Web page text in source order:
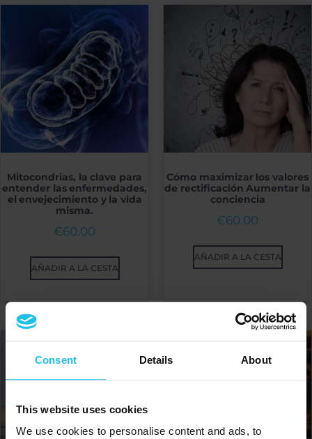
Consent Details About
This website uses cookies
We use cookies to personalise content and ads, to
Mitocondrias, la clave para
entender las enfermedades,
el envejecimiento y la vida
misma.
€60.00
AÑADIR A LA CESTA
Cómo maximizar los valores
de rectificación Aumentar la
conciencia
€60.00
AÑADIR A LA CESTA